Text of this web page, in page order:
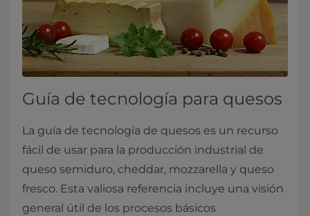
Guía de tecnología para quesos
La guía de tecnología de quesos es un recurso
fácil de usar para la producción industrial de
queso semiduro, cheddar, mozzarella y queso
fresco. Esta valiosa referencia incluye una visión
general útil de los procesos básicos